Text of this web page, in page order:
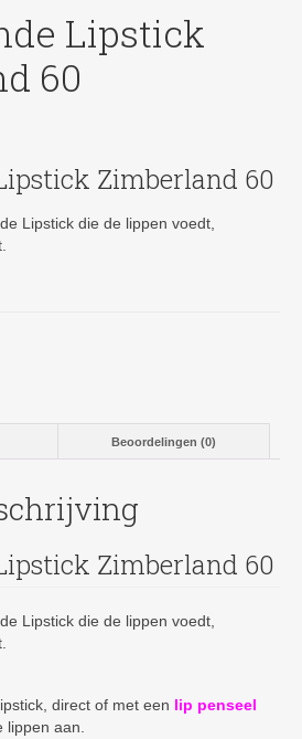
Lipstick
60
Zimberland 60
Lipstick die de lippen voedt,
Beoordelingen (0)
Zimberland 60
Lipstick die de lippen voedt,
direct of met een lip penseel
aan.